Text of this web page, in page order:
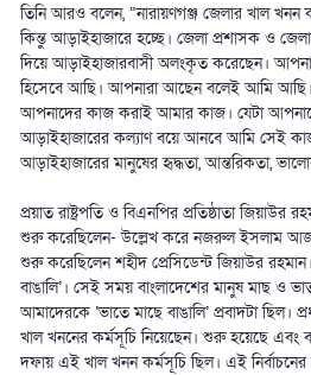
তিনি আরও বলেন, “নারায়ণগঞ্জ জেলার খাল খনন
কিন্তু আড়াইহাজারে হচ্ছে। জেলা প্রশাসক ও
দিয়ে আড়াইহাজারবাসী অলংকৃত করেছেন।
হিসেবে আছি। আপনারা আছেন বলেই আমি
আপনাদের কাজ করাই আমার কাজ। যেটা
আড়াইহাজারের কল্যাণ বয়ে আনবে আমি সেই
আড়াইহাজারের মানুষের হৃদ্ধতা, আন্তরিকতা,
প্রয়াত রাষ্ট্রপতি ও বিএনপির প্রতিষ্ঠাতা জিয়াউর
শুরু করেছিলেন- উল্লেখ করে নজরুল ইসলাম
শুরু করেছিলেন শহীদ প্রেসিডেন্ট জিয়াউর
বাঙালি’। সেই সময় বাংলাদেশের মানুষ মাছ ও
আমাদেরকে ‘ভাতে মাছে বাঙালি’ প্রবাদটা ছিল।
খাল খননের কর্মসূচি নিয়েছেন। শুরু হয়েছে এবং
দফায় এই খাল খনন কর্মসূচি ছিল। এই